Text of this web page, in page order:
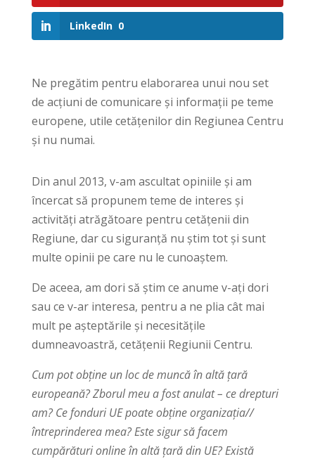
LinkedIn 0
Ne pregătim pentru elaborarea unui nou set
de acțiuni de comunicare și informații pe teme
europene, utile cetățenilor din Regiunea Centru
și nu numai.
Din anul 2013, v-am ascultat opiniile și am
încercat să propunem teme de interes și
activități atrăgătoare pentru cetățenii din
Regiune, dar cu siguranță nu știm tot și sunt
multe opinii pe care nu le cunoaștem.
De aceea, am dori să știm ce anume v-ați dori
sau ce v-ar interesa, pentru a ne plia cât mai
mult pe așteptările și necesitățile
dumneavoastră, cetățenii Regiunii Centru.
Cum pot obține un loc de muncă în altă țară
europeană? Zborul meu a fost anulat – ce drepturi
am? Ce fonduri UE poate obține organizația//
întreprinderea mea? Este sigur să facem
cumpărături online în altă țară din UE? Există